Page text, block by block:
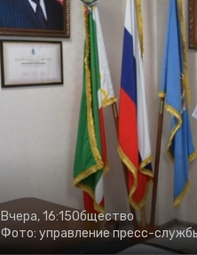
Вчера, 16:15Общество
Фото: управление пресс-